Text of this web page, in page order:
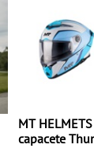
MT
capacete